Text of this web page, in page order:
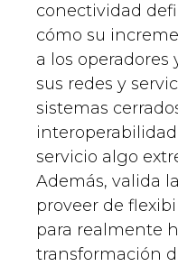
conectividad
cómo su
a los
sus redes y
sistemas
servicio algo
Además, valida
proveer de
para realmente
transformación